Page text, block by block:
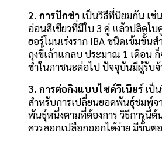
2. การปักขำ เป็นวิธีที่นิยมกัน เช่
อ่อนสีเขียวที่มีใบ 3 คู่ แล้วปลิดใบ
ฮอร์โมนเร่งราก IBA ชนิดเข้มขั้นส
ถุงขี้เถ้าแกลบ ประมาณ 1 เดือน
ชำในภาชนะต่อไป ปัจจุบันมีผู้รับจ้
3. การต่อกิงแบบไซด์วีเนียร์เป็
สำหรับการเปลี่ยนยอดพันธุ์ชมพ์
พันธุ์หนึ่งตามที่ต้องการ วิธีการนี้
ควรลอกเปลือกออกได้ง่าย มีขั้นต